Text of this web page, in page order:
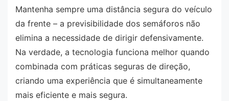
Mantenha sempre uma distância segura do veículo
da frente – a previsibilidade dos semáforos não
elimina a necessidade de dirigir defensivamente.
Na verdade, a tecnologia funciona melhor quando
combinada com práticas seguras de direção,
criando uma experiência que é simultaneamente
mais eficiente e mais segura.